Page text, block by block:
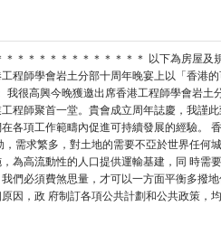
＊＊＊＊＊＊＊＊＊＊＊＊ 以下為房屋及
程師學會岩土分部十周年晚宴上以「香港
我很高興今晚獲邀出席香港工程師學會岩土
程師聚首一堂。貴會成立周年誌慶，我謹
各項工作範疇內促進可持續發展的經驗。
需求繁多，對土地的需要不亞於世界任何
為高流動性的人口提供運輸基建，同 時需
們必須費煞思量，才可以一方面平衡多撥
因，政 府制訂各項公共計劃和公共政策，